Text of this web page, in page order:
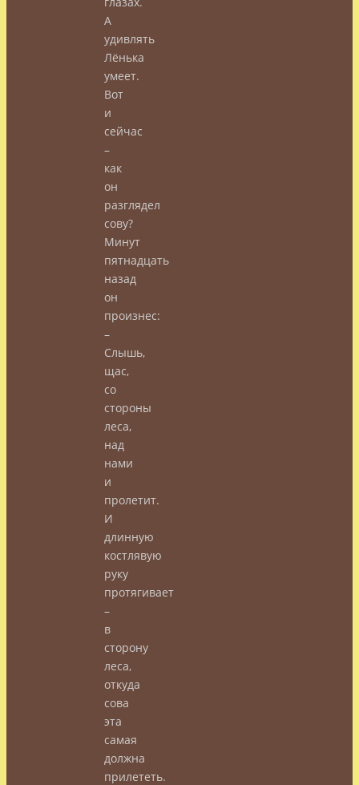
А
удивлять
Лёнька
умеет.
Вот
и
сейчас
–
как
он
разглядел
сову?
Минут
пятнадцать
назад
он
произнес:
–
Слышь,
щас,
со
стороны
леса,
над
нами
и
пролетит.
И
длинную
костлявую
руку
протягивает
–
в
сторону
леса,
откуда
сова
эта
самая
должна
прилететь.